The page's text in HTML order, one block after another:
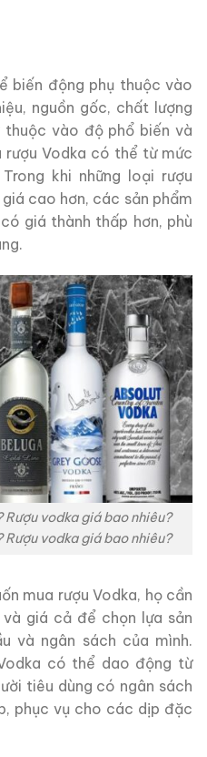
biến động phụ thuộc vào
nguồn gốc, chất lượng
thuộc vào độ phổ biến và
rượu Vodka có thể từ mức
khi những loại rượu
cao hơn, các sản phẩm
giá thành thấp hơn, phù
vodka giá bao nhiêu?
vodka giá bao nhiêu?
mua rượu Vodka, họ cần
giá cả để chọn lựa sản
và ngân sách của mình.
có thể dao động từ
tiêu dùng có ngân sách
phục vụ cho các dịp đặc